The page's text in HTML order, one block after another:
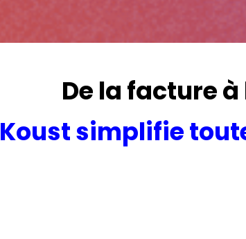
De la facture
Koust simplifie